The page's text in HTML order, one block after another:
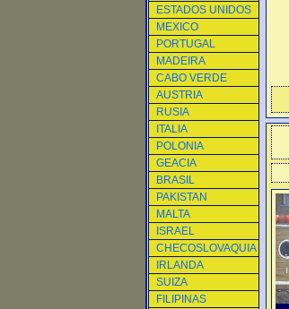
ESTADOS UNIDOS
MEXICO
PORTUGAL
MADEIRA
CABO VERDE
AUSTRIA
RUSIA
ITALIA
POLONIA
GEACIA
BRASIL
PAKISTAN
MALTA
ISRAEL
CHECOSLOVAQUIA
IRLANDA
SUIZA
FILIPINAS